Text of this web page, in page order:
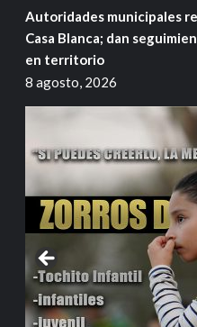
Autoridades municipales
Casa Blanca; dan
en territorio
8 agosto, 2026